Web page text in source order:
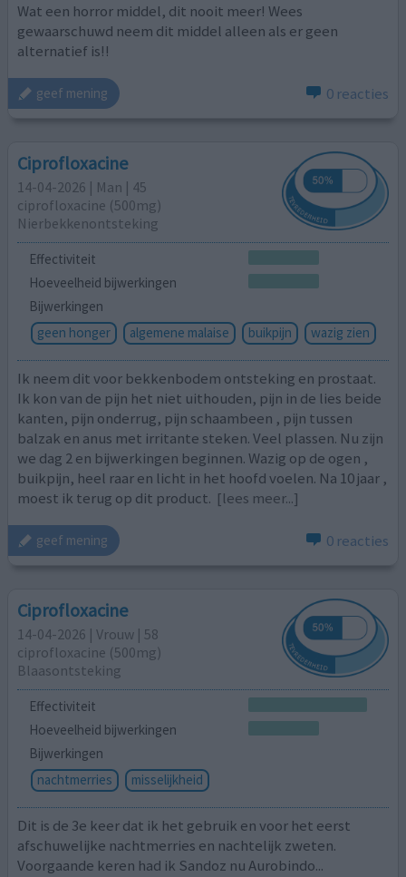
Wat een horror middel, dit nooit meer! Wees
gewaarschuwd neem dit middel alleen als er geen
alternatief is!!
geef mening 0 reacties
Ciprofloxacine
14-04-2026 | Man | 45
ciprofloxacine (500mg)
Nierbekkenontsteking
Effectiviteit
Hoeveelheid bijwerkingen
Bijwerkingen
geen honger
algemene malaise buikpijn wazig zien
Ik neem dit voor bekkenbodem ontsteking en prostaat.
Ik kon van de pijn het niet uithouden, pijn in de lies beide
kanten, pijn onderrug, pijn schaambeen , pijn tussen
balzak en anus met irritante steken. Veel plassen. Nu zijn
we dag 2 en bijwerkingen beginnen. Wazig op de ogen ,
buikpijn, heel raar en licht in het hoofd voelen. Na 10 jaar ,
moest ik terug op dit product. [lees meer...]
geef mening 0 reacties
Ciprofloxacine
14-04-2026 | Vrouw | 58
ciprofloxacine (500mg)
Blaasontsteking
Effectiviteit
Hoeveelheid bijwerkingen
Bijwerkingen
nachtmerries
misselijkheid
Dit is de 3e keer dat ik het gebruik en voor het eerst
afschuwelijke nachtmerries en nachtelijk zweten.
Voorgaande keren had ik Sandoz nu Aurobindo...